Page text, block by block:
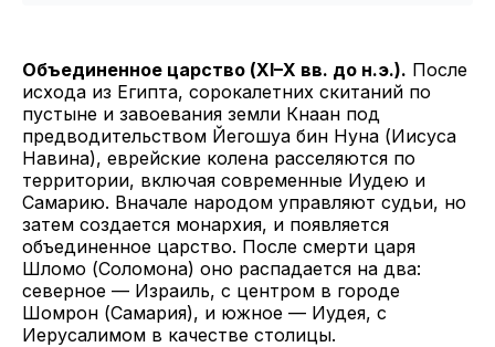
Объединенное царство (XI–X вв. до н.э.). После
исхода из Египта, сорокалетних скитаний по
пустыне и завоевания земли Кнаан под
предводительством Йегошуа бин Нуна (Иисуса
Навина), еврейские колена расселяются по
территории, включая современные Иудею и
Самарию. Вначале народом управляют судьи, но
затем создается монархия, и появляется
объединенное царство. После смерти царя
Шломо (Соломона) оно распадается на два:
северное — Израиль, с центром в городе
Шомрон (Самария), и южное — Иудея, с
Иерусалимом в качестве столицы.